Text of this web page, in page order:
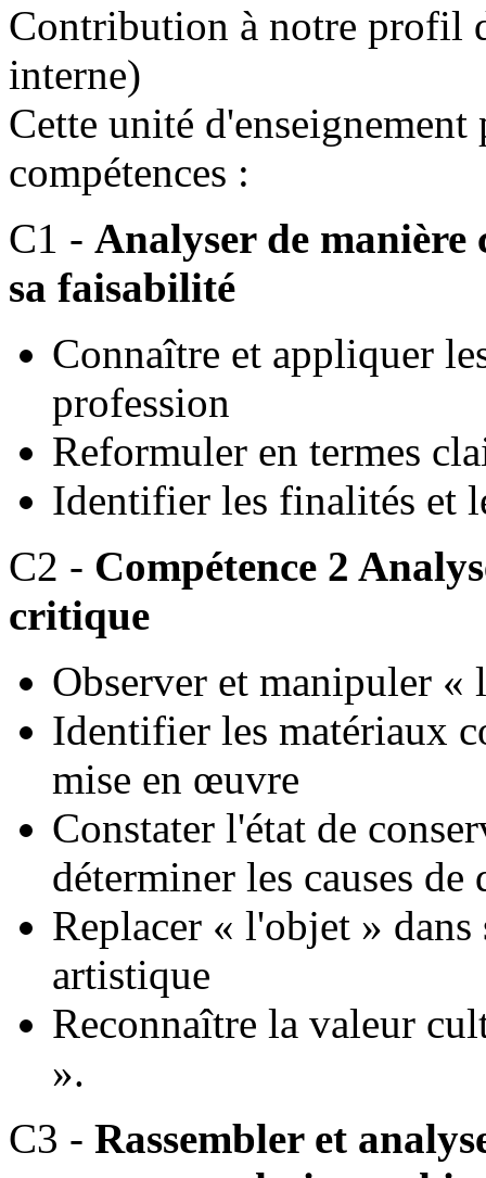
Contribution à notre profil
interne)
Cette unité
compétences :
C1 - Analyser de
sa faisabilité
Connaître et appliquer
profession
Reformuler en termes
Identifier les finalités et
C2 - Compétence 2
critique
Observer et manipuler «
Identifier les matériaux
mise en œuvre
Constater l'état de
déterminer les causes de
Replacer « l'objet »
artistique
Reconnaître la valeur
».
C3 - Rassembler et